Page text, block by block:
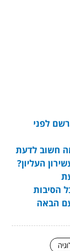
לפני
חשוב לדעת
העליון?
הסיבות
הבאה